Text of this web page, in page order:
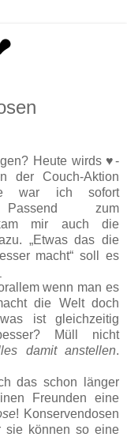
Heute wirds ♥-
der Couch-Aktion
war ich sofort
Passend zum
mir auch die
„Etwas das die
macht“ soll es
wenn man es
die Welt doch
ist gleichzeitig
Müll nicht
damit anstellen.
das schon länger
Freunden eine
! Konservendosen
sie können so eine